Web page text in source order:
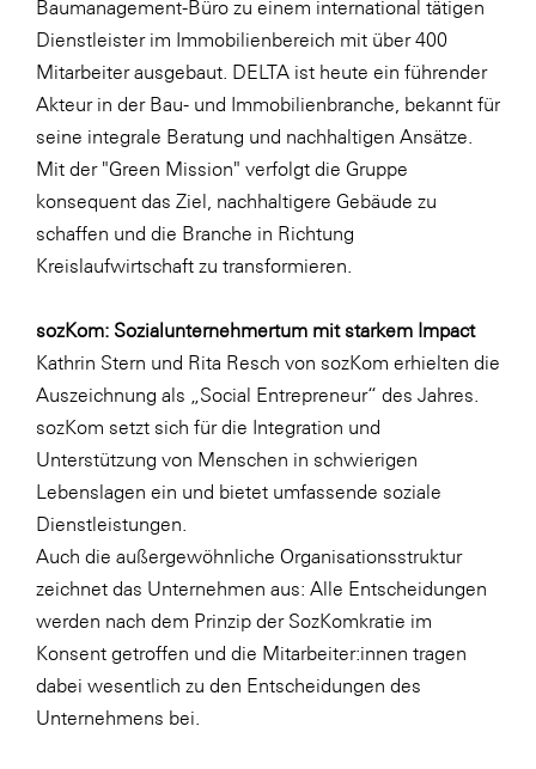
Baumanagement-Büro zu einem international tätigen
Dienstleister im Immobilienbereich mit über 400
Mitarbeiter ausgebaut. DELTA ist heute ein führender
Akteur in der Bau- und Immobilienbranche, bekannt für
seine integrale Beratung und nachhaltigen Ansätze.
Mit der "Green Mission" verfolgt die Gruppe
konsequent das Ziel, nachhaltigere Gebäude zu
schaffen und die Branche in Richtung
Kreislaufwirtschaft zu transformieren.
sozKom: Sozialunternehmertum mit starkem Impact
Kathrin Stern und Rita Resch von sozKom erhielten die
Auszeichnung als „Social Entrepreneur“ des Jahres.
sozKom setzt sich für die Integration und
Unterstützung von Menschen in schwierigen
Lebenslagen ein und bietet umfassende soziale
Dienstleistungen.
Auch die außergewöhnliche Organisationsstruktur
zeichnet das Unternehmen aus: Alle Entscheidungen
werden nach dem Prinzip der SozKomkratie im
Konsent getroffen und die Mitarbeiter:innen tragen
dabei wesentlich zu den Entscheidungen des
Unternehmens bei.